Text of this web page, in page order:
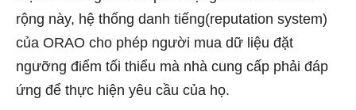
rộng này, hệ thống danh tiếng(reputation system)
của ORAO cho phép người mua dữ liệu đặt
ngưỡng điểm tối thiểu mà nhà cung cấp phải đáp
ứng để thực hiện yêu cầu của họ.